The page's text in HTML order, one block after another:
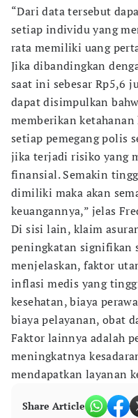
“Dari data tersebut
setiap individu yang
rata memiliki uang
Jika dibandingkan
saat ini sebesar Rp5,6
dapat disimpulkan
memberikan ketahanan
setiap pemegang polis
jika terjadi risiko yang
finansial. Semakin
dimiliki maka akan
keuangannya,” jelas
Di sisi lain, klaim
peningkatan signifikan
menjelaskan, faktor
inflasi medis yang
kesehatan, biaya
biaya pelayanan, obat
Faktor lainnya adalah
meningkatnya
mendapatkan layanan
Share Article